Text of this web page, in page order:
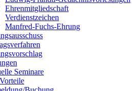
Ehrenmitgliedschaft
Verdienstzeichen
Manfred-Fuchs-Ehrung
Seminare